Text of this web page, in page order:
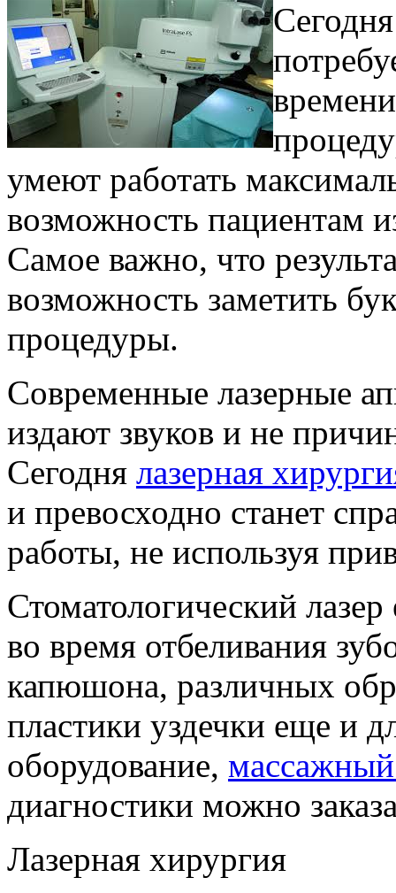
умеют работать
возможность пациентам
Самое важно, что
возможность заметить
процедуры.
Современные лазерные
издают звуков и не
Сегодня лазерная
и превосходно станет
работы, не используя
Стоматологический
во время отбеливания
капюшона, различных
пластики уздечки еще и
оборудование, массажный
диагностики можно
Лазерная хирургия